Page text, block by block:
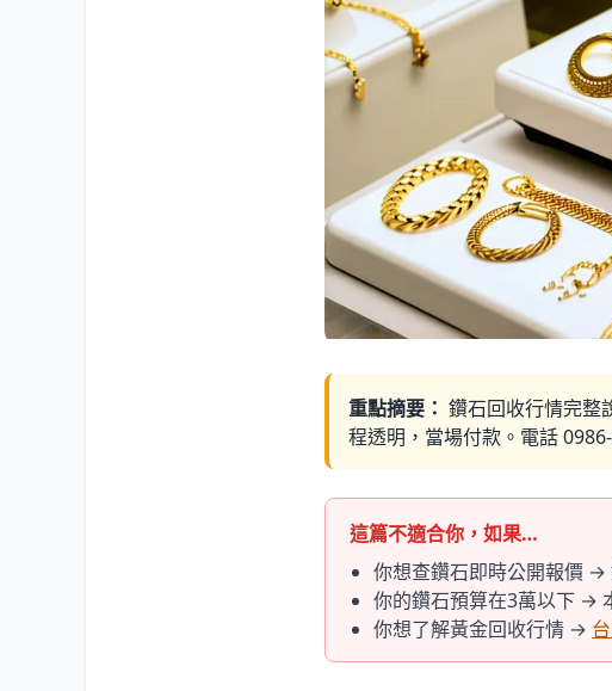
重點摘要： 鑽石回收行情完整
程透明，當場付款。電話
這篇不適合你，如果…
你想查鑽石即時公開報價 →
你的鑽石預算在3萬以下 →
你想了解黃金回收行情 →